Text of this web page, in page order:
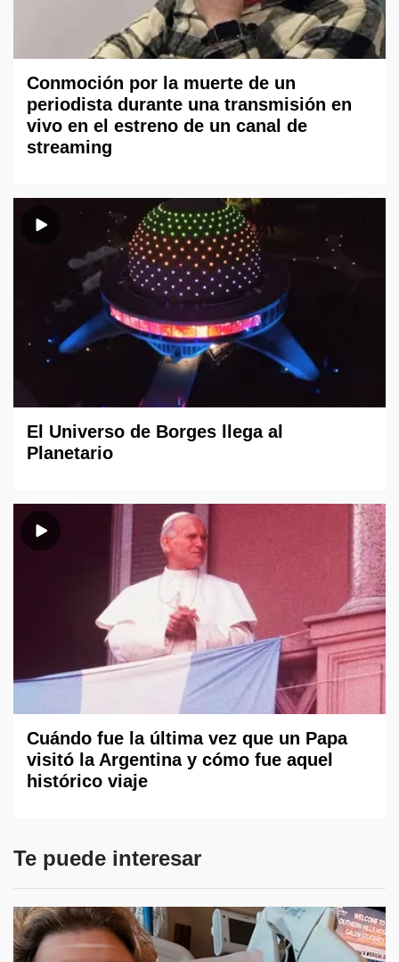
Conmoción por la muerte de un
periodista durante una transmisión en
vivo en el estreno de un canal de
streaming
El Universo de Borges llega al
Planetario
Cuándo fue la última vez que un Papa
visitó la Argentina y cómo fue aquel
histórico viaje
Te puede interesar